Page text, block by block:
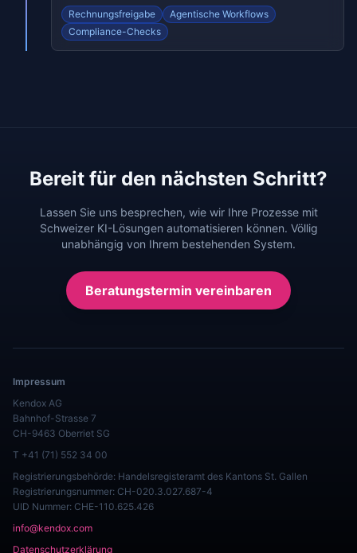
Rechnungsfreigabe
Agentische Workflows
Compliance-Checks
Bereit für den nächsten Schritt?
Lassen Sie uns besprechen, wie wir Ihre Prozesse mit
Schweizer KI-Lösungen automatisieren können. Völlig
unabhängig von Ihrem bestehenden System.
Beratungstermin vereinbaren
Impressum
Kendox AG
Bahnhof-Strasse 7
CH-9463 Oberriet SG
T +41 (71) 552 34 00
Registrierungsbehörde: Handelsregisteramt des Kantons St. Gallen
Registrierungsnummer: CH-020.3.027.687-4
UID Nummer: CHE-110.625.426
info@kendox.com
Datenschutzerklärung